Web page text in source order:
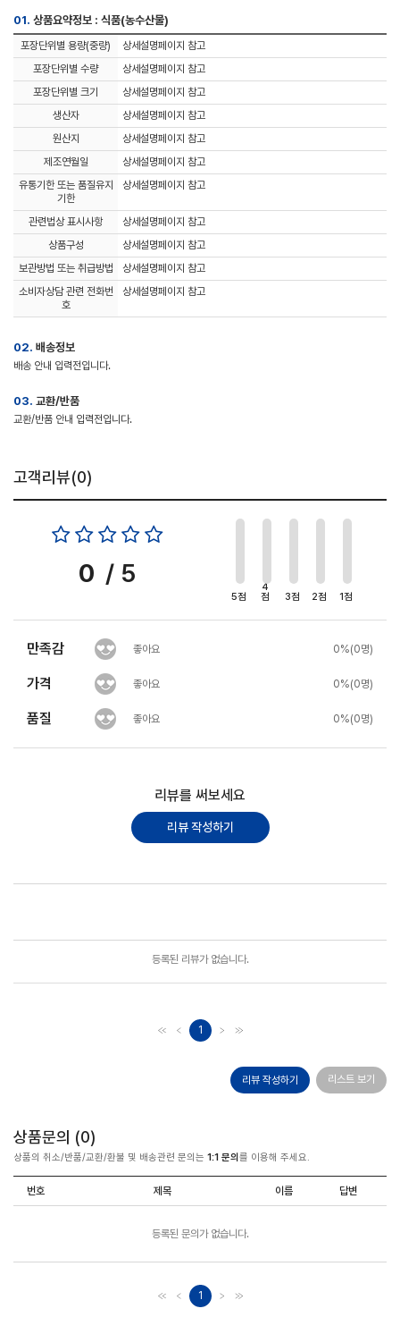
01. 상품요약정보 : 식품(농수산물)
포장단위별 용량(중량)
상세설명페이지 참고
포장단위별 수량
상세설명페이지 참고
포장단위별 크기
상세설명페이지 참고
생산자
상세설명페이지 참고
원산지
상세설명페이지 참고
제조연월일
상세설명페이지 참고
유통기한 또는 품질유지
기한
상세설명페이지 참고
관련법상 표시사항
상세설명페이지 참고
상품구성
상세설명페이지 참고
보관방법 또는 취급방법
상세설명페이지 참고
소비자상담 관련 전화번
호
상세설명페이지 참고
02. 배송정보
배송 안내 입력전입니다.
03. 교환/반품
교환/반품 안내 입력전입니다.
고객리뷰(0)
0 / 5
5점
4
점
3점 2점 1점
만족감 좋아요 0%(0명)
가격 좋아요 0%(0명)
품질 좋아요 0%(0명)
리뷰를 써보세요
리뷰 작성하기
등록된 리뷰가 없습니다.
1
리뷰 작성하기 리스트 보기
상품문의 (0)
상품의 취소/반품/교환/환불 및 배송관련 문의는 1:1 문의를 이용해 주세요.
번호 제목 이름 답변
등록된 문의가 없습니다.
1